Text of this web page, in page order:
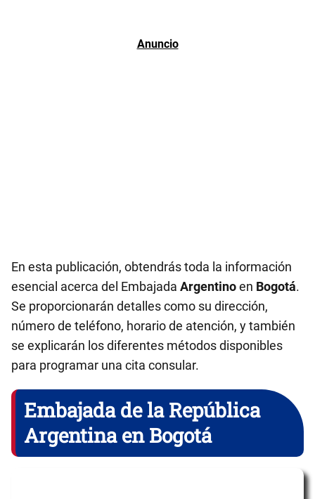
En esta publicación, obtendrás toda la información
esencial acerca del Embajada Argentinoen Bogotá.
Se proporcionarán detalles como su dirección,
número de teléfono, horario de atención, y también
se explicarán los diferentes métodos disponibles
para programar una cita consular.
Embajada de la República
Argentina en Bogotá